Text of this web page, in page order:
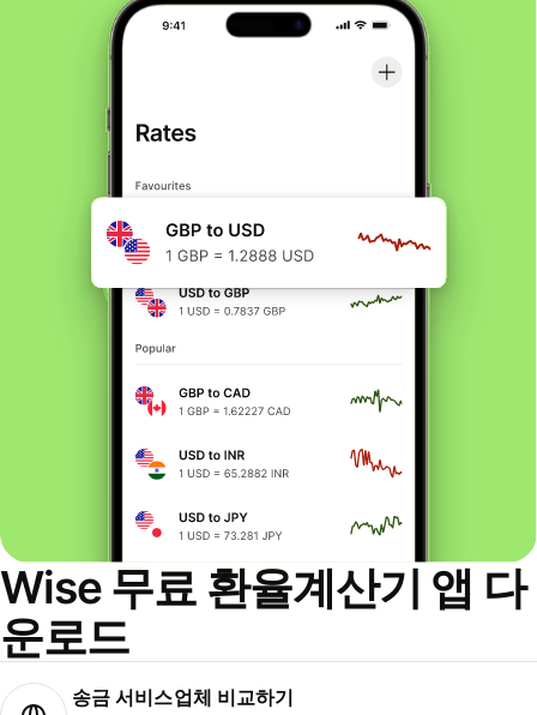
Wise 무료 환율계산기 앱 다
운로드
송금 서비스업체 비교하기